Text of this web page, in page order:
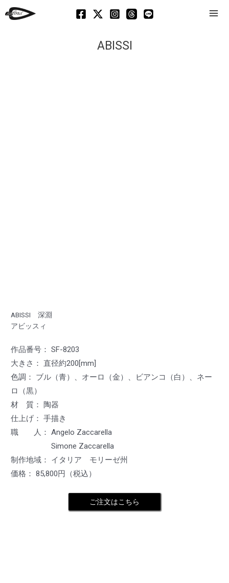
ABISSI
ABISSI 深淵
アビッスィ
作品番号： SF-8203
大きさ： 直径約200[mm]
色調： ブル（青）、オーロ（金）、ビアンコ（白）、ネー
ロ（黒）
材 質： 陶器
仕上げ： 手描き
職 人： Angelo Zaccarella
Simone Zaccarella
制作地域： イタリア モリーゼ州
価格： 85,800円（税込）
ご注文はこちら